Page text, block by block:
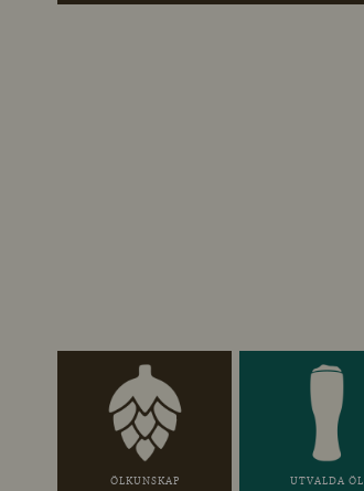
ÖLKUNSKAP UTVALDA ÖL